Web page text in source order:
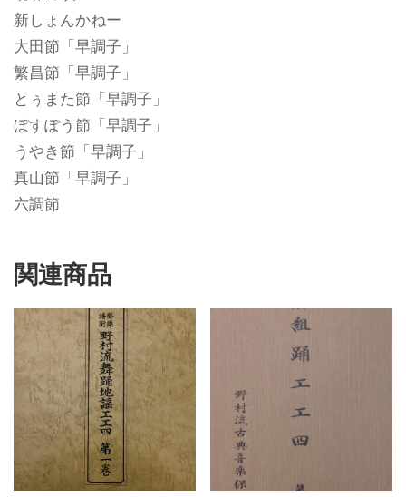
新しょんかねー
大田節「早調子」
繁昌節「早調子」
とぅまた節「早調子」
ぼすぽう節「早調子」
うやき節「早調子」
真山節「早調子」
六調節
関連商品